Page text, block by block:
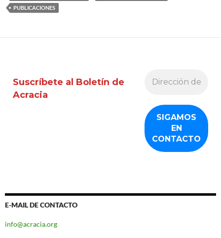
PUBLICACIONES
Suscríbete al Boletín de
Acracia
E-MAIL DE CONTACTO
info@acracia.org